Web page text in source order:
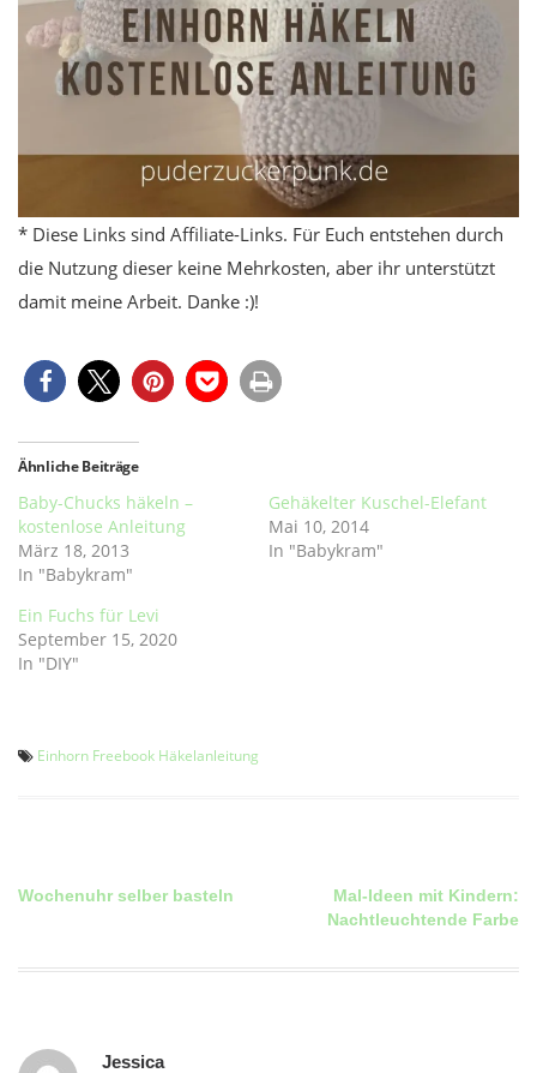
* Diese Links sind Affiliate-Links. Für Euch entstehen durch
die Nutzung dieser keine Mehrkosten, aber ihr unterstützt
damit meine Arbeit. Danke :)!
Ähnliche Beiträge
Baby-Chucks häkeln –
kostenlose Anleitung
März 18, 2013
In "Babykram"
Gehäkelter Kuschel-Elefant
Mai 10, 2014
In "Babykram"
Ein Fuchs für Levi
September 15, 2020
In "DIY"
Einhorn Freebook Häkelanleitung
Beitragsnavigation
Wochenuhr selber basteln
Mal-Ideen mit Kindern:
Nachtleuchtende Farbe
Jessica